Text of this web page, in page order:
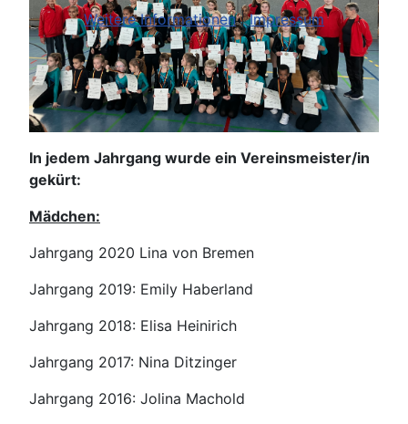
In jedem Jahrgang wurde ein Vereinsmeister/in
gekürt:
Mädchen:
Jahrgang 2020 Lina von Bremen
Jahrgang 2019: Emily Haberland
Jahrgang 2018: Elisa Heinirich
Jahrgang 2017: Nina Ditzinger
Jahrgang 2016: Jolina Machold
Weitere Informationen|Impressum